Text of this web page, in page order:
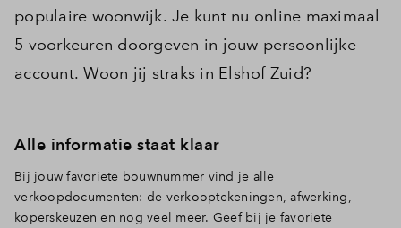
populaire woonwijk. Je kunt nu online maximaal
5 voorkeuren doorgeven in jouw persoonlijke
account. Woon jij straks in Elshof Zuid?
Alle informatie staat klaar
Bij jouw favoriete bouwnummer vind je alle
verkoopdocumenten: de verkooptekeningen, afwerking,
koperskeuzen en nog veel meer. Geef bij je favoriete